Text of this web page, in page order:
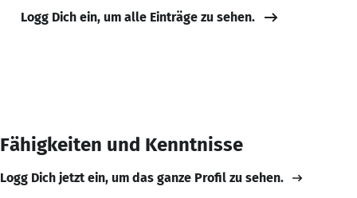
Logg Dich ein, um alle Einträge zu sehen.
Fähigkeiten und Kenntnisse
Logg Dich jetzt ein, um das ganze Profil zu sehen.